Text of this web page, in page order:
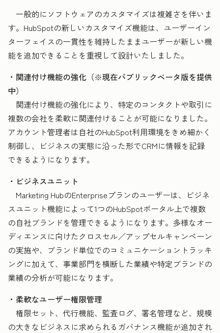
一般的にソフトウェアのカスタマイズは複雑さを伴いま
す。HubSpotの新しいカスタマイズ機能は、ユーザーイン
ターフェイスの一貫性を維持したままユーザーが新しい機
能を追加できることを重視して設計いたしました。
・関連付け機能の強化（※現在パブリックベータ版を提供
中）
関連付け機能の強化により、特定のコンタクトや取引に
複数の会社を柔軟に関連付けることが可能になりました。
アカウント管理者は自社のHubSpot利用環境をきめ細かく
制御し、ビジネスの実態に沿った形でCRMに情報を記録
できるようになります。
・ビジネスユニット
Marketing HubのEnterpriseプランのユーザーは、ビジネ
スユニット機能によって1つのHubSpotポータル上で複数
の自社ブランドを管理できるようになります。多様なオー
ディエンスに向けたクロスセル／アップセルキャンペーン
の実施や、ブランド単位でのコミュニケーショントラッキ
ングに加えて、事業部門を横断した業績や特定ブランドの
業績の分析が可能になります。
・柔軟なユーザー権限管理
権限セット、代行機能、監査ログ、署名管理など、規模
の大きなビジネスに求められるガバナンス機能が追加され